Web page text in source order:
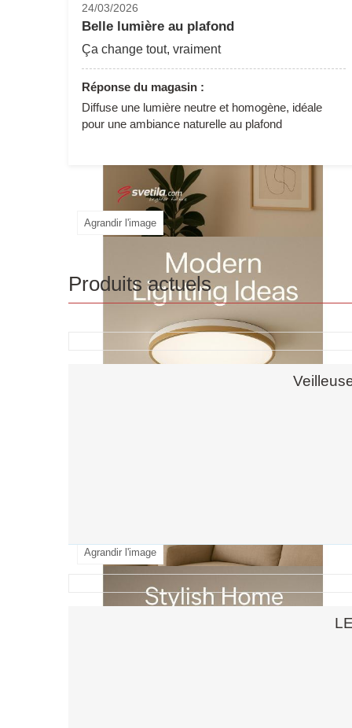
Agrandir l'image
Agrandir l'image
24/03/2026
Belle lumière au plafond
Ça change tout, vraiment
Réponse du magasin :
Diffuse une lumière neutre et homogène, idéale
pour une ambiance naturelle au plafond
Produits actuels